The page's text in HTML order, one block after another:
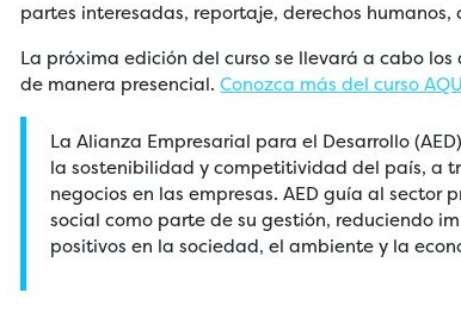
partes interesadas, reportaje, derechos
La próxima edición del curso se llevará a cabo
de manera presencial.Conozca más del curso
La Alianza Empresarial para el Desarrollo
la sostenibilidad y competitividad del país, a
negocios en las empresas. AED guía al
social como parte de su gestión, reduciendo
positivos en la sociedad, el ambiente y la